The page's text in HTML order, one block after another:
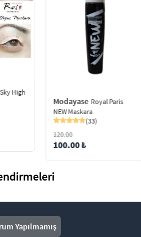
High
Modayase Royal Paris
NEW Maskara
(33)
120.00
100.00 ₺
Yapılmamış